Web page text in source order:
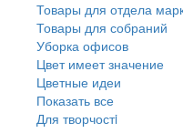
Товары для отдела
Товары для собраний
Уборка офисов
Цвет имеет значение
Цветные идеи
Показать все
Для творчостi